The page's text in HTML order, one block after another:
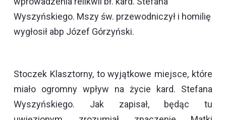
Wyszyńskiego. Mszy św. przewodniczył i homilię
wygłosił abp Józef Górzyński.
Stoczek Klasztorny, to wyjątkowe miejsce, które
miało ogromny wpływ na życie kard. Stefana
Wyszyńskiego. Jak zapisał, będąc tu